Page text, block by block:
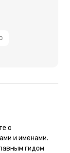
о
и именами.
гидом